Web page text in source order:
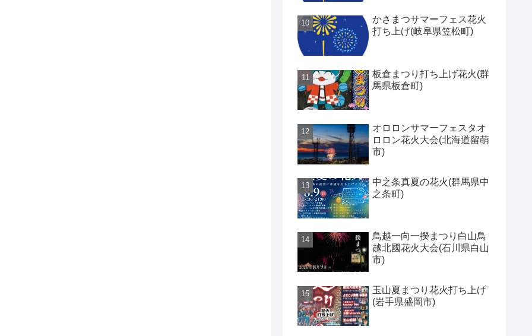
かさまつサマーフェス花火
打ち上げ(岐阜県笠松町)
板倉まつり打ち上げ花火(群
馬県板倉町)
オロロンサマーフェスタオ
ロロン花火大会(北海道留萌
市)
中之条真夏の花火(群馬県中
之条町)
鳥越一向一揆まつり白山鳥
越北國花火大会(石川県白山
市)
玉山夏まつり花火打ち上げ
(岩手県盛岡市)